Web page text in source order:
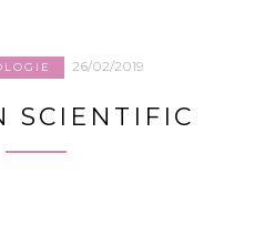
26/02/2019
SCIENTIFIC